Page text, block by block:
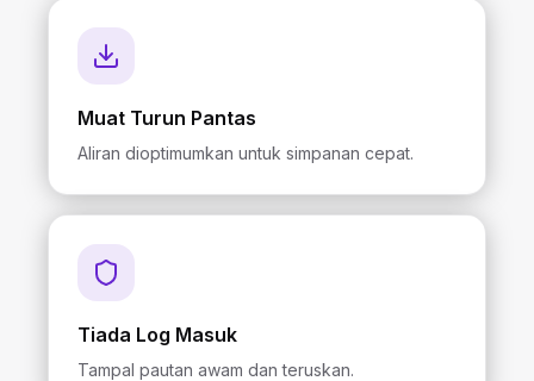
Muat Turun Pantas
Aliran dioptimumkan untuk simpanan cepat.
Tiada Log Masuk
Tampal pautan awam dan teruskan.